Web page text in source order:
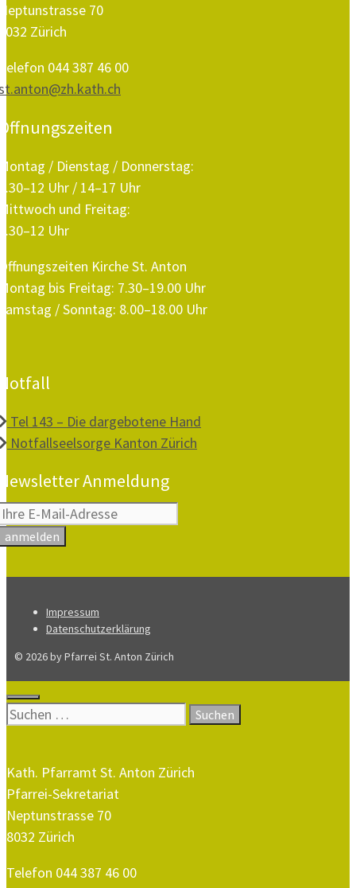
70
Zürich
044 387 46 00
/ Dienstag / Donnerstag:
Uhr / 14–17 Uhr
und Freitag:
Uhr
Kirche St. Anton
bis Freitag: 7.30–19.00 Uhr
/ Sonntag: 8.00–18.00 Uhr
Tel 143 – Die dargebotene Hand
Notfallseelsorge Kanton Zürich
Anmeldung
Impressum
Datenschutzerklärung
© 2026 by Pfarrei St. Anton Zürich
Close
Suche
Kath. Pfarramt St. Anton Zürich
Pfarrei-Sekretariat
Neptunstrasse 70
8032 Zürich
Telefon 044 387 46 00